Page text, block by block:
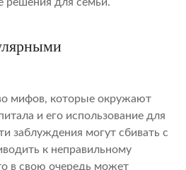
мифов, которые окружают
и его использование для
заблуждения могут сбивать с
к неправильному
в свою очередь может